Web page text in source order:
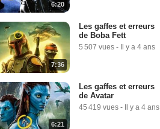
6:20
7:36
Les gaffes et erreurs
de Boba Fett
5 507 vues - Il y a 4 ans
6:21
Les gaffes et erreurs
de Avatar
45 419 vues - Il y a 4 ans